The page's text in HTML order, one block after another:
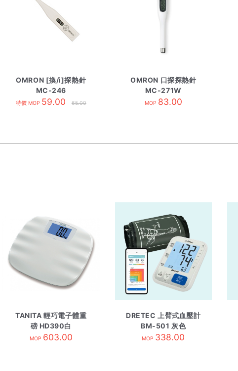
OMRON [換/i]探熱針
MC-246
特價 MOP 59.00 65.00
OMRON 口探探熱針
MC-271W
MOP 83.00
TANITA 輕巧電子體重
磅 HD390白
MOP 603.00
DRETEC 上臂式血壓計
BM-501 灰色
MOP 338.00